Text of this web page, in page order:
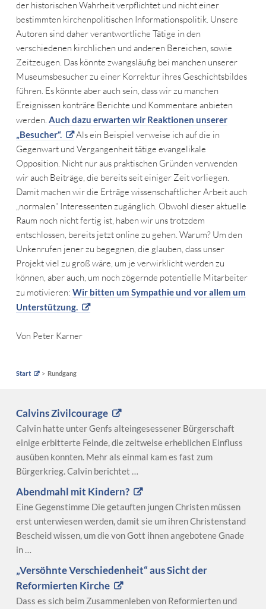
der historischen Wahrheit verpflichtet und nicht einer
bestimmten kirchenpolitischen Informationspolitik. Unsere
Autoren sind daher verantwortliche Tätige in den
verschiedenen kirchlichen und anderen Bereichen, sowie
Zeitzeugen. Das könnte zwangsläufig bei manchen unserer
Museumsbesucher zu einer Korrektur ihres Geschichtsbildes
führen. Es könnte aber auch sein, dass wir zu manchen
Ereignissen konträre Berichte und Kommentare anbieten
werden. Auch dazu erwarten wir Reaktionen unserer
„Besucher“.
Als ein Beispiel verweise ich auf die in
Gegenwart und Vergangenheit tätige evangelikale
Opposition. Nicht nur aus praktischen Gründen verwenden
wir auch Beiträge, die bereits seit einiger Zeit vorliegen.
Damit machen wir die Erträge wissenschaftlicher Arbeit auch
„normalen“ Interessenten zugänglich. Obwohl dieser aktuelle
Raum noch nicht fertig ist, haben wir uns trotzdem
entschlossen, bereits jetzt online zu gehen. Warum? Um den
Unkenrufen jener zu begegnen, die glauben, dass unser
Projekt viel zu groß wäre, um je verwirklicht werden zu
können, aber auch, um noch zögernde potentielle Mitarbeiter
zu motivieren: Wir bitten um Sympathie und vor allem um
Unterstützung.
Von Peter Karner
Start Rundgang
Calvins Zivilcourage
Calvin hatte unter Genfs alteingesessener Bürgerschaft
einige erbitterte Feinde, die zeitweise erheblichen Einfluss
ausüben konnten. Mehr als einmal kam es fast zum
Bürgerkrieg. Calvin berichtet …
Abendmahl mit Kindern?
Eine Gegenstimme Die getauften jungen Christen müssen
erst unterwiesen werden, damit sie um ihren Christenstand
Bescheid wissen, um die von Gott ihnen angebotene Gnade
in …
„Versöhnte Verschiedenheit“ aus Sicht der
Reformierten Kirche
Dass es sich beim Zusammenleben von Reformierten und